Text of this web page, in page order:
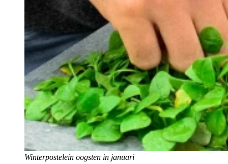
Winterpostelein oogsten in januari